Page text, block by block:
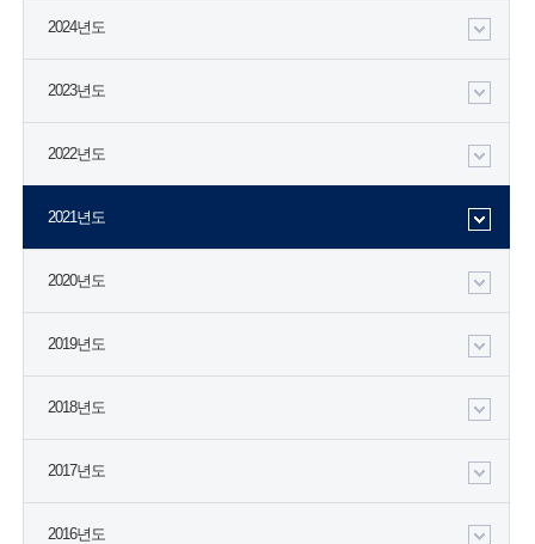
2024년도
2023년도
2022년도
2021년도
2020년도
2019년도
2018년도
2017년도
2016년도